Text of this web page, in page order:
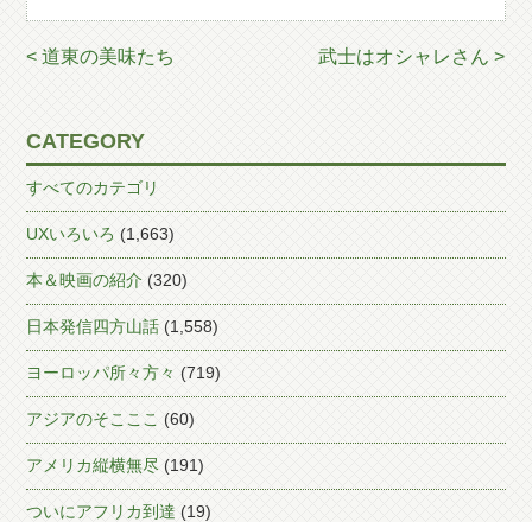
< 道東の美味たち 武士はオシャレさん >
CATEGORY
すべてのカテゴリ
UXいろいろ (1,663)
本＆映画の紹介 (320)
日本発信四方山話 (1,558)
ヨーロッパ所々方々 (719)
アジアのそこここ (60)
アメリカ縦横無尽 (191)
ついにアフリカ到達 (19)